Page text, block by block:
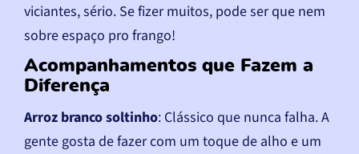
viciantes, sério. Se fizer muitos, pode ser que nem
sobre espaço pro frango!
Acompanhamentos que Fazem a
Diferença
Arroz branco soltinho: Clássico que nunca falha. A
gente gosta de fazer com um toque de alho e um